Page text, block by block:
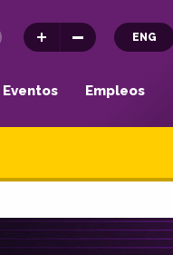
ENG
Eventos Empleos